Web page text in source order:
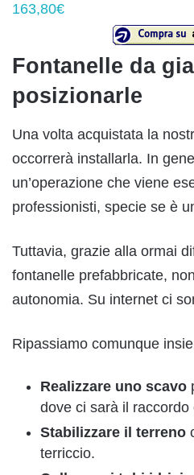
163,80€
Fontanelle da
posizionarle
Una volta acquistata la
occorrerà installarla. In
un’operazione che viene
professionisti, specie se è
Tuttavia, grazie alla ormai
fontanelle prefabbricate,
autonomia. Su internet ci
Ripassiamo comunque
Realizzare uno scavo
dove ci sarà il
Stabilizzare il terreno
terriccio.